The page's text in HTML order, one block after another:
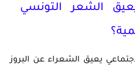
الشعر التونسي
يعيق الشعراء عن البروز